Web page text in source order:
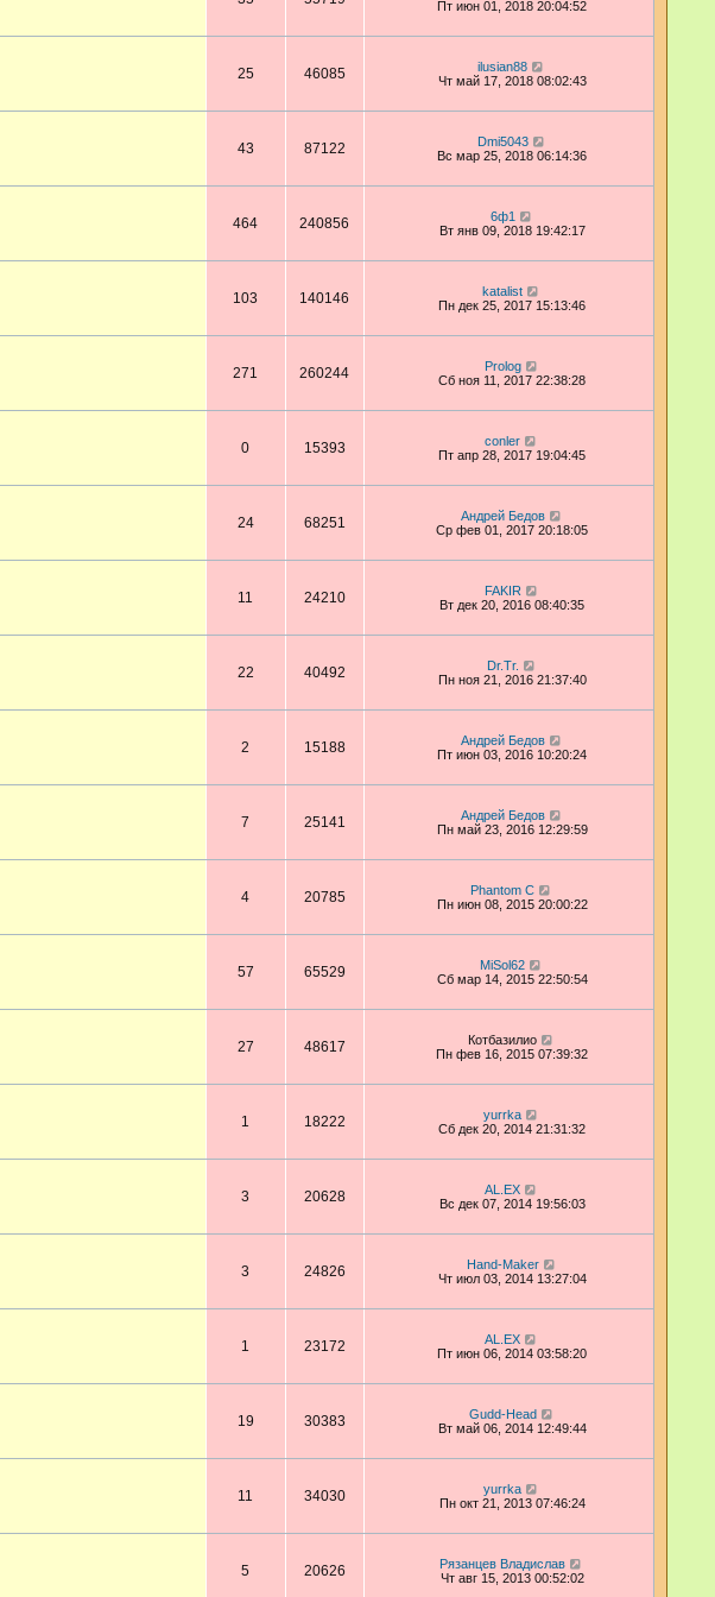
Пт июн 01, 2018 20:04:52
25 46085
ilusian88
Чт май 17, 2018 08:02:43
43 87122
Dmi5043
Вс мар 25, 2018 06:14:36
464 240856
6ф1
Вт янв 09, 2018 19:42:17
103 140146
katalist
Пн дек 25, 2017 15:13:46
271 260244
Prolog
Сб ноя 11, 2017 22:38:28
0 15393
conler
Пт апр 28, 2017 19:04:45
24 68251
Андрей Бедов
Ср фев 01, 2017 20:18:05
11 24210
FAKIR
Вт дек 20, 2016 08:40:35
22 40492
Dr.Tr.
Пн ноя 21, 2016 21:37:40
2 15188
Андрей Бедов
Пт июн 03, 2016 10:20:24
7 25141
Андрей Бедов
Пн май 23, 2016 12:29:59
4 20785
Phantom C
Пн июн 08, 2015 20:00:22
57 65529
MiSol62
Сб мар 14, 2015 22:50:54
27 48617
Котбазилио
Пн фев 16, 2015 07:39:32
1 18222
yurrka
Сб дек 20, 2014 21:31:32
3 20628
AL.EX
Вс дек 07, 2014 19:56:03
3 24826
Hand-Maker
Чт июл 03, 2014 13:27:04
1 23172
AL.EX
Пт июн 06, 2014 03:58:20
19 30383
Gudd-Head
Вт май 06, 2014 12:49:44
11 34030
yurrka
Пн окт 21, 2013 07:46:24
5 20626
Рязанцев Владислав
Чт авг 15, 2013 00:52:02